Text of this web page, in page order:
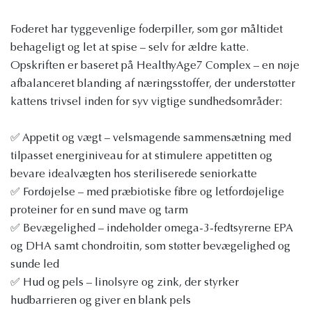
Foderet har tyggevenlige foderpiller, som gør måltidet
behageligt og let at spise – selv for ældre katte.
Opskriften er baseret på HealthyAge7 Complex – en nøje
afbalanceret blanding af næringsstoffer, der understøtter
kattens trivsel inden for syv vigtige sundhedsområder:
✅ Appetit og vægt – velsmagende sammensætning med
tilpasset energiniveau for at stimulere appetitten og
bevare idealvægten hos steriliserede seniorkatte
✅ Fordøjelse – med præbiotiske fibre og letfordøjelige
proteiner for en sund mave og tarm
✅ Bevægelighed – indeholder omega-3-fedtsyrerne EPA
og DHA samt chondroitin, som støtter bevægelighed og
sunde led
✅ Hud og pels – linolsyre og zink, der styrker
hudbarrieren og giver en blank pels